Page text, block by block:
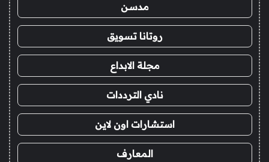
مدسن
روتانا تسويق
مجلة الابداع
نادي الترددات
استشارات اون لاين
المعارف